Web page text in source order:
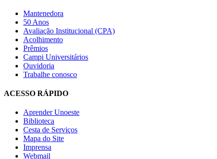
Mantenedora
50 Anos
Avaliação Institucional (CPA)
Acolhimento
Prêmios
Campi Universitários
Ouvidoria
Trabalhe conosco
ACESSO RÁPIDO
Aprender Unoeste
Biblioteca
Cesta de Serviços
Mapa do Site
Imprensa
Webmail